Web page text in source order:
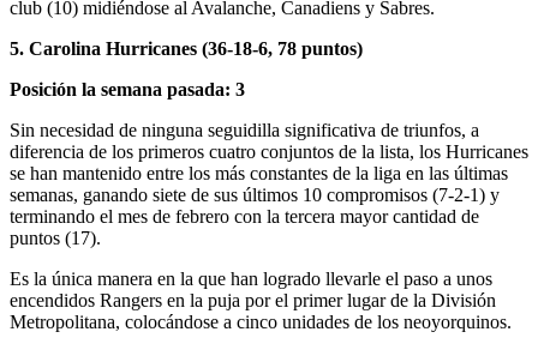
club (10) midiéndose al Avalanche, Canadiens y Sabres.
5. Carolina Hurricanes (36-18-6, 78 puntos)
Posición la semana pasada: 3
Sin necesidad de ninguna seguidilla significativa de triunfos, a
diferencia de los primeros cuatro conjuntos de la lista, los Hurricanes
se han mantenido entre los más constantes de la liga en las últimas
semanas, ganando siete de sus últimos 10 compromisos (7-2-1) y
terminando el mes de febrero con la tercera mayor cantidad de
puntos (17).
Es la única manera en la que han logrado llevarle el paso a unos
encendidos Rangers en la puja por el primer lugar de la División
Metropolitana, colocándose a cinco unidades de los neoyorquinos.